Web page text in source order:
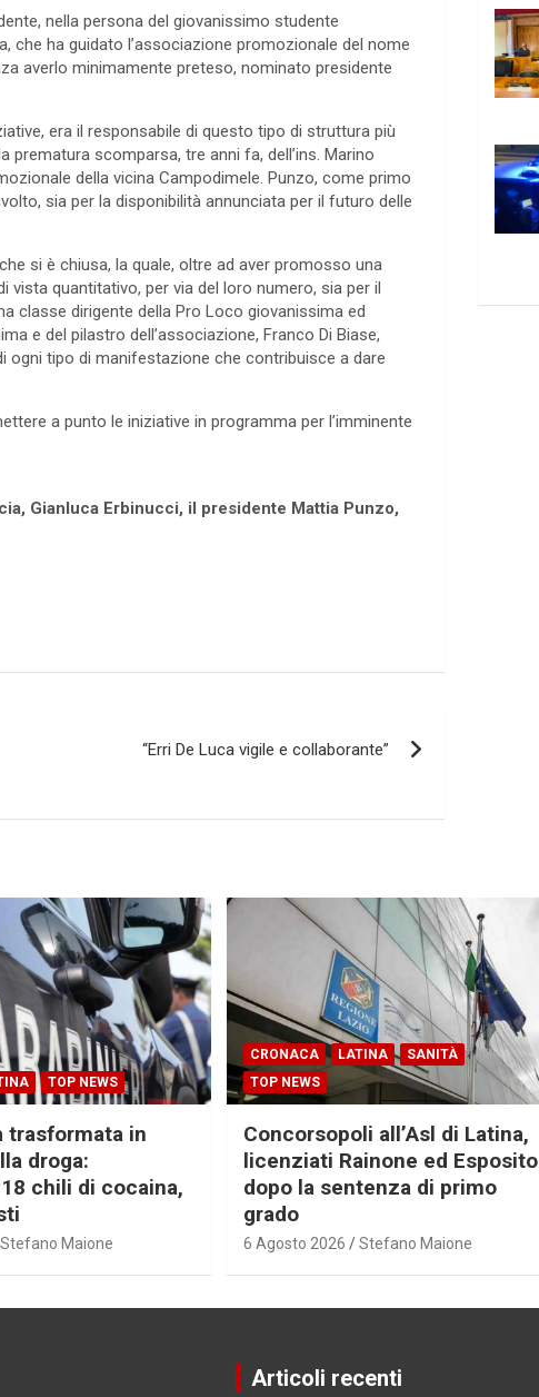
nella persona del giovanissimo studente
che ha guidato l’associazione promozionale del nome
averlo minimamente preteso, nominato presidente
era il responsabile di questo tipo di struttura più
prematura scomparsa, tre anni fa, dell’ins. Marino
della vicina Campodimele. Punzo, come primo
sia per la disponibilità annunciata per il futuro delle
si è chiusa, la quale, oltre ad aver promosso una
quantitativo, per via del loro numero, sia per il
classe dirigente della Pro Loco giovanissima ed
e del pilastro dell’associazione, Franco Di Biase,
tipo di manifestazione che contribuisce a dare
a punto le iniziative in programma per l’imminente
Gianluca Erbinucci, il presidente Mattia Punzo,
“Erri De Luca vigile e collaborante”
TOP NEWS
trasformata in
droga:
chili di cocaina,
Stefano Maione
CRONACA LATINA
SANITÀ
TOP NEWS
Concorsopoli all’Asl di Latina,
licenziati Rainone ed Esposito
dopo la sentenza di primo
grado
6 Agosto 2026 Stefano Maione
Articoli recenti